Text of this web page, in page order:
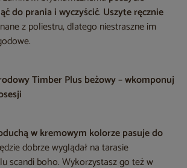
do prania i wyczyścić. Uszyte ręcznie
z poliestru, dlatego niestraszne im
Timber Plus beżowy – wkomponuj
w kremowym kolorze pasuje do
dobrze wyglądał na tarasie
scandi boho. Wykorzystasz go też w